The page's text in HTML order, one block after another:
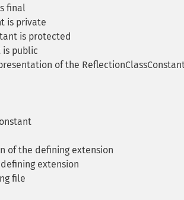
final
is private
is protected
is public
of the
of the defining extension
extension
file